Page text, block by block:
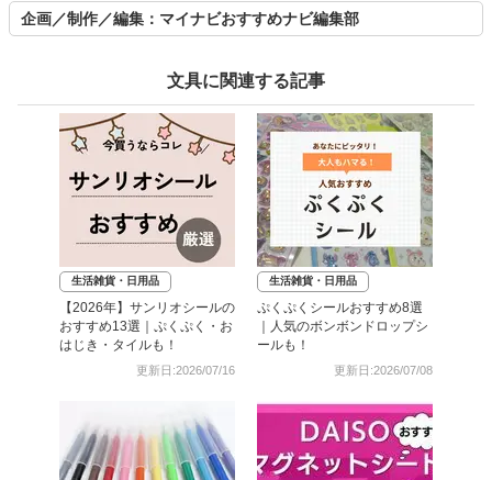
企画／制作／編集：マイナビおすすめナビ編集部
文具に関連する記事
生活雑貨・日用品
【2026年】サンリオシールの
おすすめ13選｜ぷくぷく・お
はじき・タイルも！
更新日:2026/07/16
生活雑貨・日用品
ぷくぷくシールおすすめ8選
｜人気のボンボンドロップシ
ールも！
更新日:2026/07/08